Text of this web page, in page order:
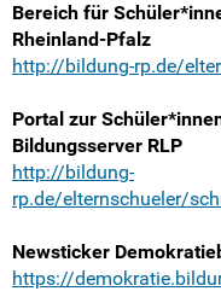
Du hast Recht(e)
Weitersurfen
Bildungspolitik
SVen vor Ort
Bundes- und
Bereich für
Rheinland-Pfalz
http://bildung-rp.de/
Portal zur
Bildungsserver RLP
http://bildung-
rp.de/elternschueler/
Newsticker
https://